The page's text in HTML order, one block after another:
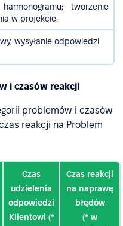
tworzenie
w projekcie.
wysyłanie odpowiedzi
i czasów reakcji
problemów i czasów
reakcji na Problem
Czas
udzielenia
odpowiedzi
Klientowi (*
Czas reakcji
na naprawę
błędów
(* w